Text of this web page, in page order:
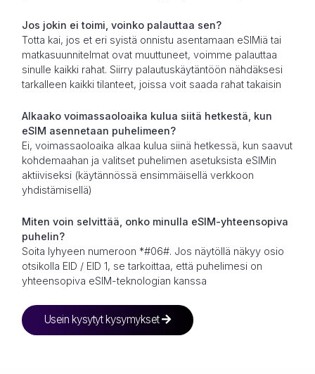
Jos jokin ei toimi, voinko palauttaa sen?
Totta kai, jos et eri syistä onnistu asentamaan eSIMiä tai
matkasuunnitelmat ovat muuttuneet, voimme palauttaa
sinulle kaikki rahat. Siirry palautuskäytäntöön nähdäksesi
tarkalleen kaikki tilanteet, joissa voit saada rahat takaisin
Alkaako voimassaoloaika kulua siitä hetkestä, kun
eSIM asennetaan puhelimeen?
Ei, voimassaoloaika alkaa kulua siinä hetkessä, kun saavut
kohdemaahan ja valitset puhelimen asetuksista eSIMin
aktiiviseksi (käytännössä ensimmäisellä verkkoon
yhdistämisellä)
Miten voin selvittää, onko minulla eSIM-yhteensopiva
puhelin?
Soita lyhyeen numeroon *#06#. Jos näytöllä näkyy osio
otsikolla EID / EID 1, se tarkoittaa, että puhelimesi on
yhteensopiva eSIM-teknologian kanssa
Usein kysytyt kysymykset